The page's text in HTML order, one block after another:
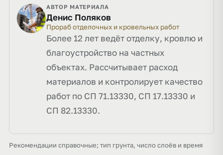
АВТОР МАТЕРИАЛА
Денис Поляков
Прораб отделочных и кровельных работ
Более 12 лет ведёт отделку, кровлю и
благоустройство на частных
объектах. Рассчитывает расход
материалов и контролирует качество
работ по СП 71.13330, СП 17.13330 и
СП 82.13330.
Рекомендации справочные; тип грунта, число слоёв и время